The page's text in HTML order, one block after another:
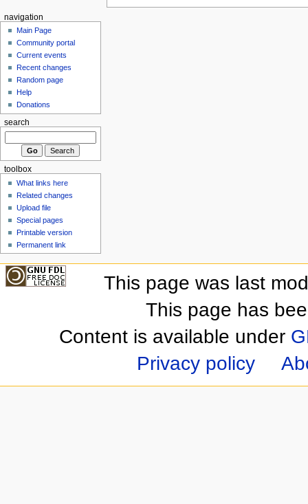
navigation
Main Page
Community portal
Current events
Recent changes
Random page
Help
Donations
search
toolbox
What links here
Related changes
Upload file
Special pages
Printable version
Permanent link
This page was last
This page has
Content is available under
Privacy policy